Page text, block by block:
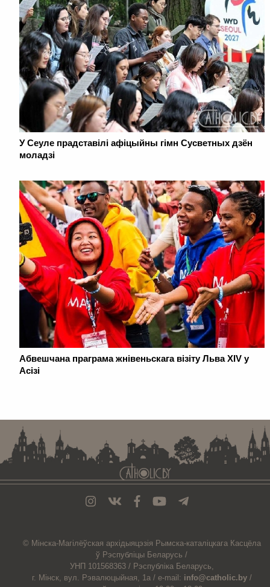
У Сеуле прадставілі афіцыйны гімн Сусветных дзён
моладзі
Абвешчана праграма жнівеньскага візіту Льва XIV у
Асізі
© Мiнска-Магiлёўская архiдыяцэзiя Рымска-каталіцкага Касцёла
ў Рэспубліцы Беларусь /
УНП 101568363 / Рэспубліка Беларусь,
г. Мінск, вул. Рэвалюцыйная, 1а / e-mail: info@catholic.by /